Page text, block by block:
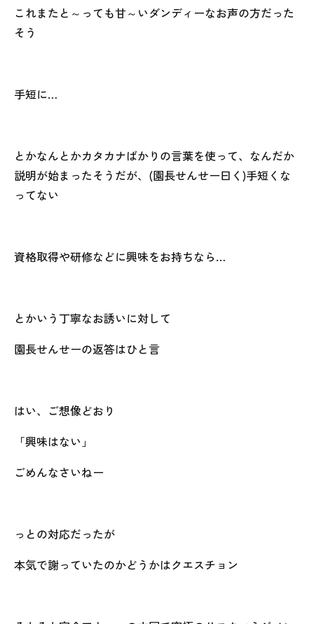
これまたと～っても甘～いダンディーなお声の方だった
そう
手短に…
とかなんとかカタカナばかりの言葉を使って、なんだか
説明が始まったそうだが、(園長せんせー曰く)手短くな
ってない
資格取得や研修などに興味をお持ちなら…
とかいう丁寧なお誘いに対して
園長せんせーの返答はひと言
はい、ご想像どおり
「興味はない」
ごめんなさいねー
っとの対応だったが
本気で謝っていたのかどうかはクエスチョン